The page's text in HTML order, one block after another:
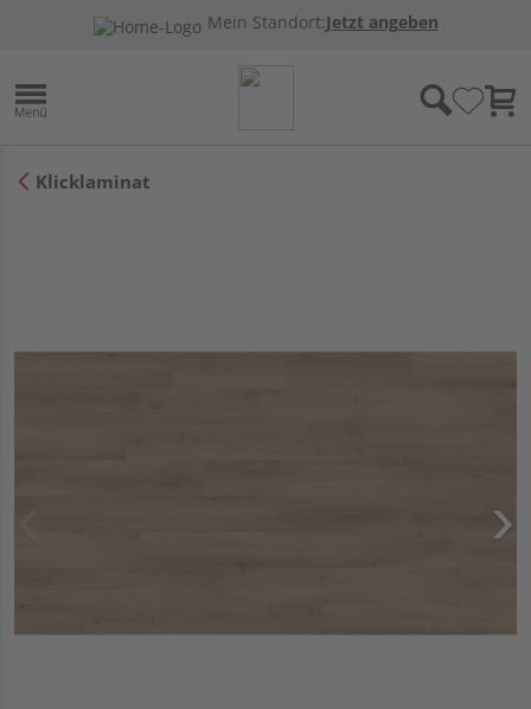
Mein Standort:Jetzt angeben
Klicklaminat